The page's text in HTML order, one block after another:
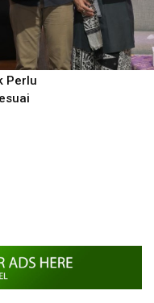
Perlu